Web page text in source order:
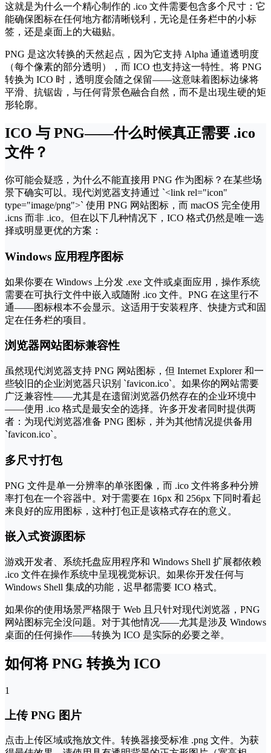
这就是为什么一个精心制作的 .ico 文件需要包含多个尺寸：它
能确保图标在任何地方都清晰锐利，无论是任务栏中的小标
签，还是桌面上的大磁贴。
PNG 是这次转换的天然起点，因为它支持 Alpha 通道透明度
（每个像素的部分透明），而 ICO 也支持这一特性。将 PNG
转换为 ICO 时，透明度会随之保留——这意味着图标边缘将
平滑、抗锯齿，与任何背景色融合自然，而不是出现生硬的矩
形轮廓。
ICO 与 PNG——什么时候真正需要 .ico
文件？
你可能会疑惑，为什么不能直接用 PNG 作为图标？在某些场
景下确实可以。现代浏览器支持通过 `<link rel="icon"
type="image/png">` 使用 PNG 网站图标，而 macOS 完全使用
.icns 而非 .ico。但在以下几种情况下，ICO 格式仍然是唯一选
择或明显更优的方案：
Windows 应用程序图标
如果你要在 Windows 上分发 .exe 文件或桌面应用，操作系统
需要在可执行文件中嵌入或随附 .ico 文件。PNG 在这里行不
通——图标根本不会显示。这适用于安装程序、快捷方式和固
定在任务栏的项目。
浏览器网站图标兼容性
虽然现代浏览器支持 PNG 网站图标，但 Internet Explorer 和一
些较旧的企业浏览器只识别 `favicon.ico`。如果你的网站需要
广泛兼容性——尤其是在遗留浏览器仍然存在的企业环境中
——使用 .ico 格式是最安全的选择。许多开发者同时提供两
者：为现代浏览器准备 PNG 图标，并为其他情况提供备用
`favicon.ico`。
多尺寸打包
PNG 文件是单一分辨率的单张图像，而 .ico 文件将多种分辨
率打包在一个容器中。对于需要在 16px 和 256px 下同时看起
来良好的应用图标，这种打包正是该格式存在的意义。
嵌入式资源图标
游戏开发者、系统托盘应用程序和 Windows Shell 扩展都依赖
.ico 文件在操作系统中呈现视觉标识。如果你开发任何与
Windows Shell 集成的功能，迟早都需要 ICO 格式。
如果你的使用场景严格限于 Web 且只针对现代浏览器，PNG
网站图标完全没问题。对于其他情况——尤其是涉及 Windows
桌面的任何操作——转换为 ICO 是实际的必要之举。
如何将 PNG 转换为 ICO
1
上传 PNG 图片
点击上传区域或拖放文件。转换器接受标准 .png 文件。为获